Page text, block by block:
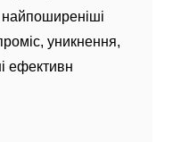
найпоширеніші
уникнення,
ефективн